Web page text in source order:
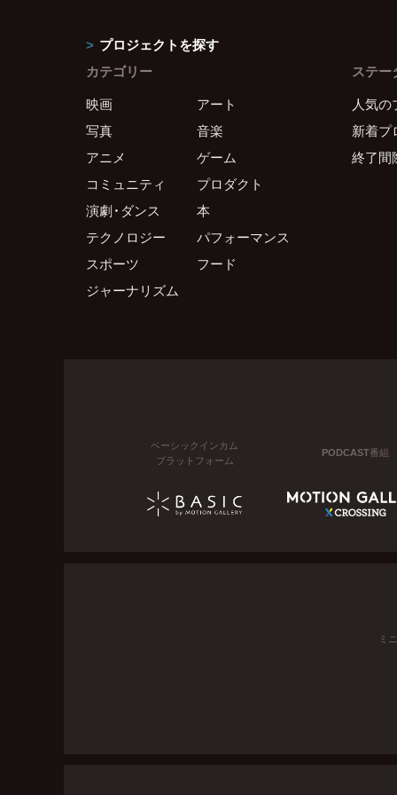
プロジェクトを探す
カテゴリー
映画
アート
写真
音楽
アニメ
ゲーム
コミュニティ
プロダクト
演劇・ダンス
本
テクノロジー
パフォーマンス
スポーツ
フード
ジャーナリズム
ステー
人気の
新着プ
終了間
ベーシックインカム
プラットフォーム
PODCAST番組
ミ